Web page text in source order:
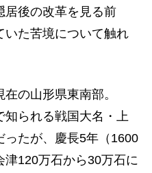
居後の改革を見る前
いた苦境について触れ
の山形県東南部。
知られる戦国大名・上
ったが、慶長5年（1600
120万石から30万石に